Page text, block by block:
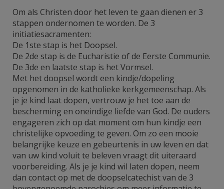
Om als Christen door het leven te gaan dienen er 3
stappen ondernomen te worden. De 3
initiatiesacramenten:
De 1ste stap is het Doopsel.
De 2de stap is de Eucharistie of de Eerste Communie.
De 3de en laatste stap is het Vormsel.
Met het doopsel wordt een kindje/dopeling
opgenomen in de katholieke kerkgemeenschap. Als
je je kind laat dopen, vertrouw je het toe aan de
bescherming en oneindige liefde van God. De ouders
engageren zich op dat moment om hun kindje een
christelijke opvoeding te geven. Om zo een mooie
belangrijke keuze en gebeurtenis in uw leven en dat
van uw kind voluit te beleven vraagt dit uiteraard
voorbereiding. Als je je kind wil laten dopen, neem
dan contact op met de doopselcatechist van de 3